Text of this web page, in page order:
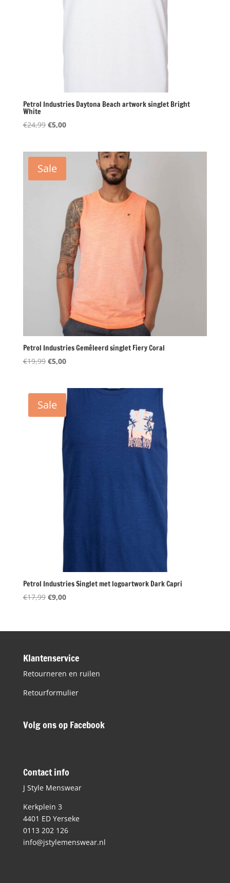
Petrol Industries Daytona Beach artwork singlet Bright
White
€24,99 Oorspronkelijke
€24,99.
€5,00Huidige
€5,00.
Sale
Petrol Industries Gemêleerd singlet Fiery Coral
€19,99 Oorspronkelijke
€19,99.
€5,00Huidige
€5,00.
Sale
Petrol Industries Singlet met logoartwork Dark Capri
€17,99 Oorspronkelijke
€17,99.
€9,00Huidige
€9,00.
Klantenservice
Retourneren en ruilen
Retourformulier
Volg ons op Facebook
Contact info
J Style Menswear
Kerkplein 3
4401 ED Yerseke
0113 202 126
info@jstylemenswear.nl